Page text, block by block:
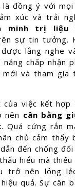
là đồng ý với mọi
xúc và trải
minh trị liệu
sự tin tưởng.
lắng nghe
năng chấp nhận
mới và tham gia
của việc kết hợp
nên cân bằng
. Quá cứng rắn
chủ cảm thấy
đến chống
hiểu mà
trở nên lỏng
quả. Sự cân